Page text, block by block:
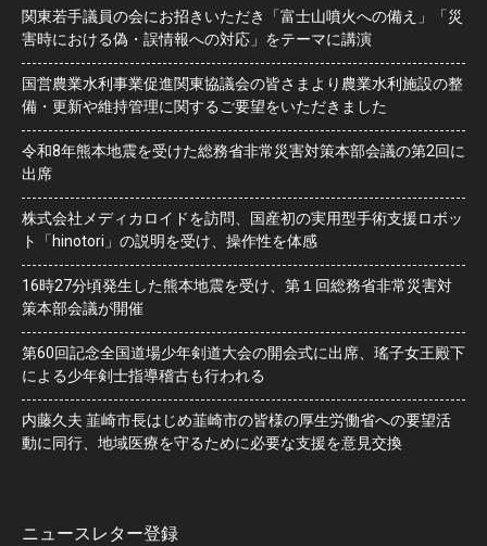
関東若手議員の会にお招きいただき「富士山噴火への備え」「災
害時における偽・誤情報への対応」をテーマに講演
国営農業水利事業促進関東協議会の皆さまより農業水利施設の整
備・更新や維持管理に関するご要望をいただきました
令和8年熊本地震を受けた総務省非常災害対策本部会議の第2回に
出席
株式会社メディカロイドを訪問、国産初の実用型手術支援ロボッ
ト「hinotori」の説明を受け、操作性を体感
16時27分頃発生した熊本地震を受け、第１回総務省非常災害対
策本部会議が開催
第60回記念全国道場少年剣道大会の開会式に出席、瑤子女王殿下
による少年剣士指導稽古も行われる
内藤久夫 韮崎市長はじめ韮崎市の皆様の厚生労働省への要望活
動に同行、地域医療を守るために必要な支援を意見交換
ニュースレター登録